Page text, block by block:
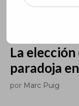
La
paradoja
por Marc Puig